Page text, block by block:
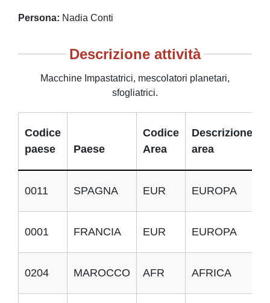
Persona Nadia Conti
Descrizione attività
Macchine Impastatrici, mescolatori planetari,
sfogliatrici.
Codice
paese
Paese
Codice
Area
Descrizione
area
0011 SPAGNA EUR EUROPA
0001 FRANCIA EUR EUROPA
0204 MAROCCO AFR AFRICA